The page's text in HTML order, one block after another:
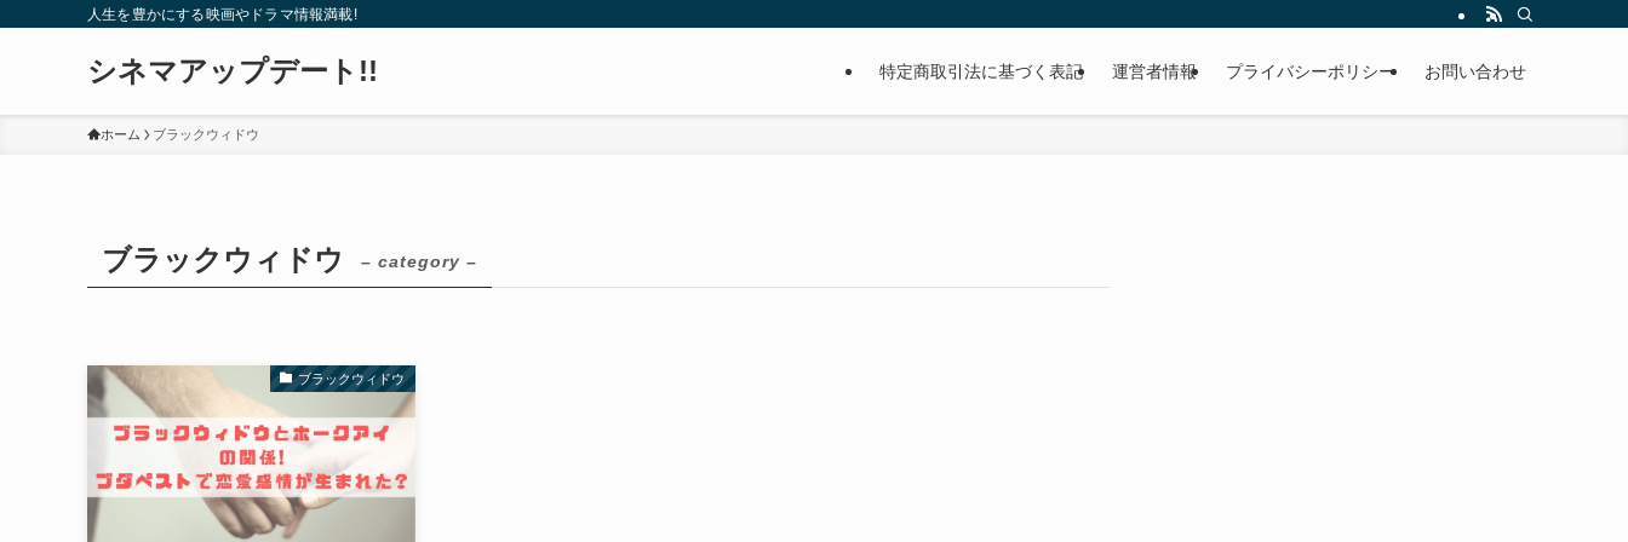
人生を豊かにする映画やドラマ情報満載!
シネマアップデート!! 特定商取引法に基づく表記 運営者情報 プライバシーポリシー お問い合わせ
ホーム ブラックウィドウ
ブラックウィドウ – category –
ブラックウィドウ